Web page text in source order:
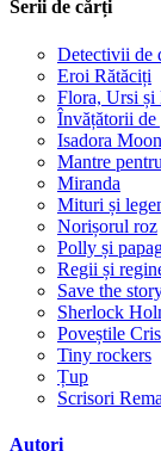
Serii de cărți
Detectivii de
Eroi Rătăciți
Flora, Ursi și
Învățătorii de
Isadora Moon
Mantre
Miranda
Mituri și
Norișorul roz
Polly și
Regii și
Save the
Sherlock
Poveștile
Tiny rockers
Țup
Scrisori
Autori